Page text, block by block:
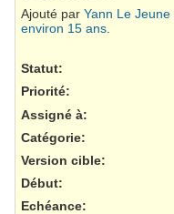
Ajouté par Yann Le Jeune
environ 15 ans.
Statut:
Priorité:
Assigné à:
Catégorie:
Version cible:
Début:
Echéance: